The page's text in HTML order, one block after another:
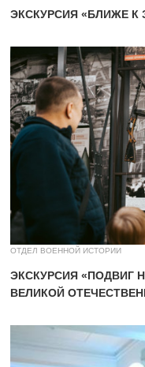
ЭКСКУРСИЯ «БЛИЖЕ К
ОТДЕЛ ВОЕННОЙ ИСТОРИИ
ЭКСКУРСИЯ «ПОДВИГ
ВЕЛИКОЙ